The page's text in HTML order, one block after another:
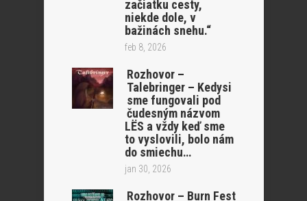
začiatku cesty,
niekde dole, v
bažinách snehu.“
feb 8, 2026
Rozhovor –
Talebringer – Kedysi
sme fungovali pod
čudesným názvom
LËS a vždy keď sme
to vyslovili, bolo nám
do smiechu…
jan 30, 2026
Rozhovor – Burn Fest